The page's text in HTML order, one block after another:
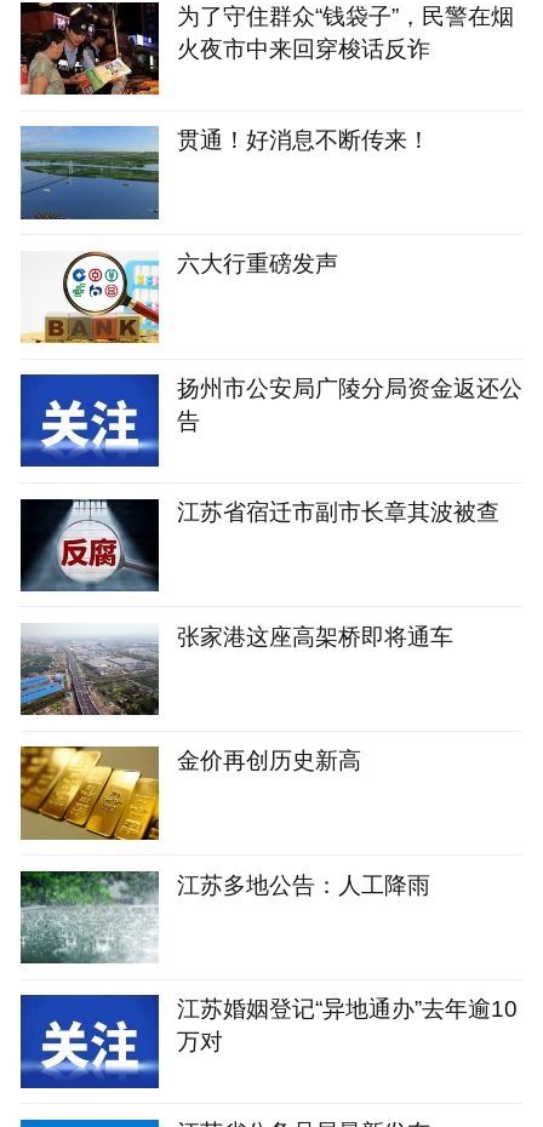
为了守住群众“钱袋子”，民警在烟
火夜市中来回穿梭话反诈
贯通！好消息不断传来！
六大行重磅发声
扬州市公安局广陵分局资金返还公
告
江苏省宿迁市副市长章其波被查
张家港这座高架桥即将通车
金价再创历史新高
江苏多地公告：人工降雨
江苏婚姻登记“异地通办”去年逾10
万对